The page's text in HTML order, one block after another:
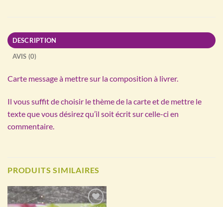
DESCRIPTION
AVIS (0)
Carte message à mettre sur la composition à livrer.
Il vous suffit de choisir le thème de la carte et de mettre le
texte que vous désirez qu’il soit écrit sur celle-ci en
commentaire.
PRODUITS SIMILAIRES